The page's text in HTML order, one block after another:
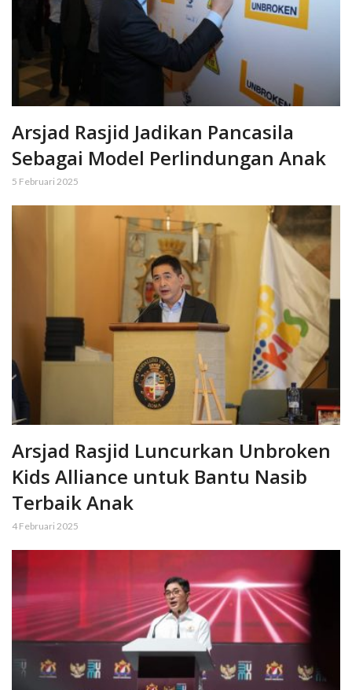
Arsjad Rasjid Jadikan Pancasila
Sebagai Model Perlindungan Anak
5 Februari 2025
Arsjad Rasjid Luncurkan Unbroken
Kids Alliance untuk Bantu Nasib
Terbaik Anak
4 Februari 2025